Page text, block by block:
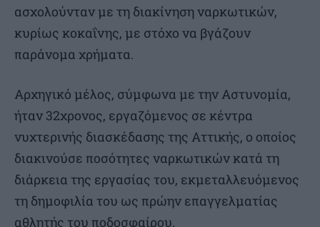
ασχολούνταν με τη διακίνηση ναρκωτικών,
κυρίως κοκαΐνης, με στόχο να βγάζουν
παράνομα χρήματα.
Αρχηγικό μέλος, σύμφωνα με την Αστυνομία,
ήταν 32χρονος, εργαζόμενος σε κέντρα
νυχτερινής διασκέδασης της Αττικής, ο οποίος
διακινούσε ποσότητες ναρκωτικών κατά τη
διάρκεια της εργασίας του, εκμεταλλευόμενος
τη δημοφιλία του ως πρώην επαγγελματίας
αθλητής του ποδοσφαίρου.